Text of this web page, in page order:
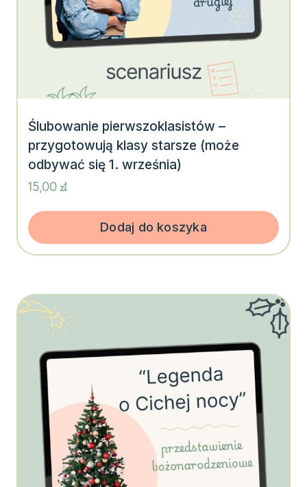
Ślubowanie pierwszoklasistów –
przygotowują klasy starsze (może
odbywać się 1. września)
15,00zł
Dodaj do koszyka